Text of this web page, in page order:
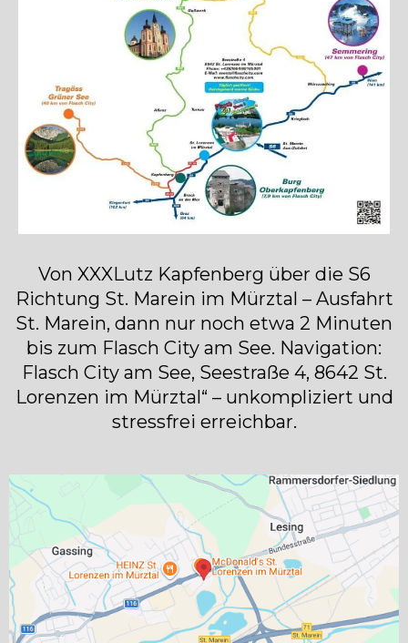
Von XXXLutz Kapfenberg über die S6
Richtung St. Marein im Mürztal – Ausfahrt
St. Marein, dann nur noch etwa 2 Minuten
bis zum Flasch City am See. Navigation:
Flasch City am See, Seestraße 4, 8642 St.
Lorenzen im Mürztal“ – unkompliziert und
stressfrei erreichbar.